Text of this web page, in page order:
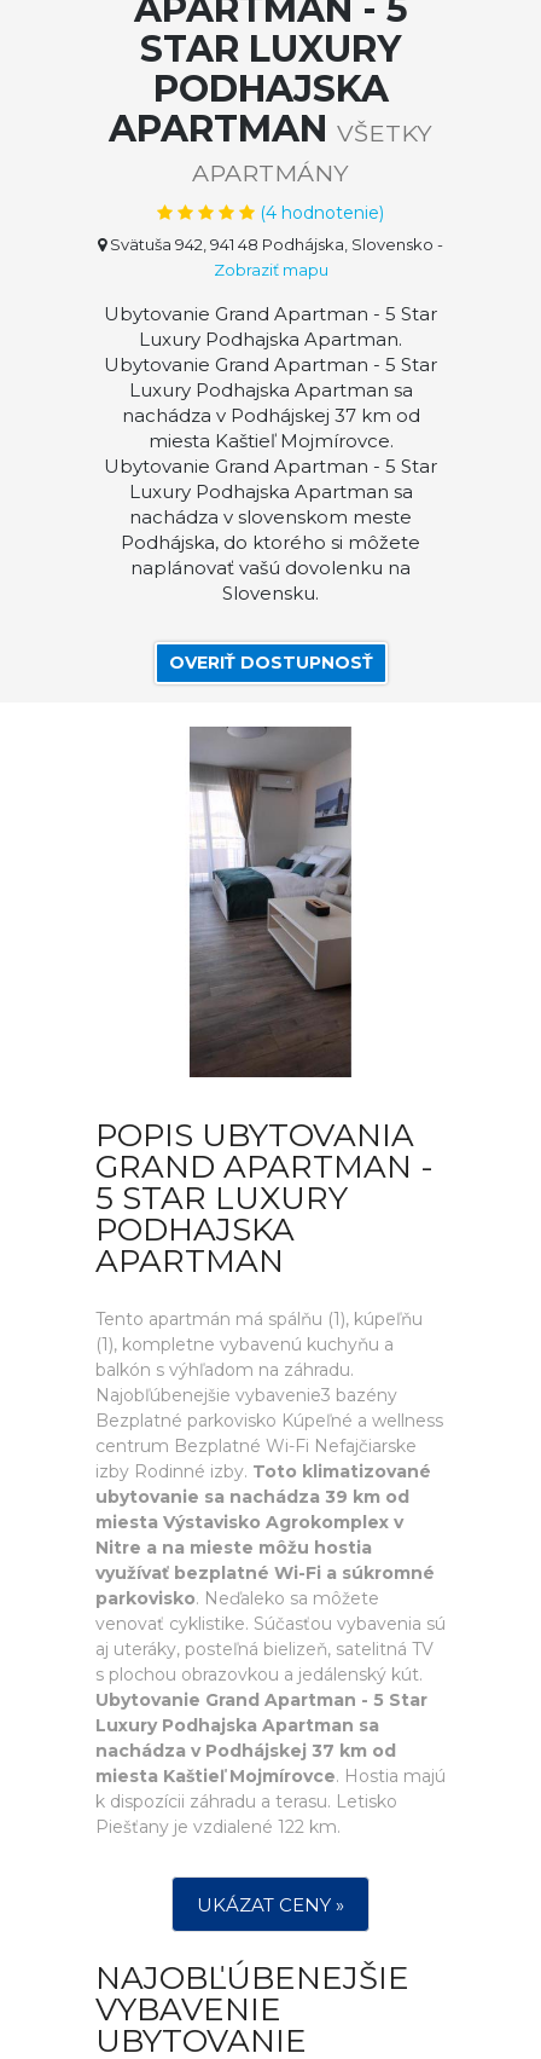
APARTMAN - 5
STAR LUXURY
PODHAJSKA
APARTMAN VŠETKY
APARTMÁNY
(4 hodnotenie)
Svätuša 942, 941 48 Podhájska, Slovensko -
Zobraziť mapu
Ubytovanie Grand Apartman - 5 Star
Luxury Podhajska Apartman.
Ubytovanie Grand Apartman - 5 Star
Luxury Podhajska Apartman sa
nachádza v Podhájskej 37 km od
miesta Kaštieľ Mojmírovce.
Ubytovanie Grand Apartman - 5 Star
Luxury Podhajska Apartman sa
nachádza v slovenskom meste
Podhájska, do ktorého si môžete
naplánovať vašú dovolenku na
Slovensku.
OVERIŤ DOSTUPNOSŤ
POPIS UBYTOVANIA
GRAND APARTMAN -
5 STAR LUXURY
PODHAJSKA
APARTMAN
Tento apartmán má spálňu (1), kúpeľňu
(1), kompletne vybavenú kuchyňu a
balkón s výhľadom na záhradu.
Najobľúbenejšie vybavenie3 bazény
Bezplatné parkovisko Kúpeľné a wellness
centrum Bezplatné Wi-Fi Nefajčiarske
izby Rodinné izby. Toto klimatizované
ubytovanie sa nachádza 39 km od
miesta Výstavisko Agrokomplex v
Nitre a na mieste môžu hostia
využívať bezplatné Wi-Fi a súkromné
parkovisko. Neďaleko sa môžete
venovať cyklistike. Súčasťou vybavenia sú
aj uteráky, posteľná bielizeň, satelitná TV
s plochou obrazovkou a jedálenský kút.
Ubytovanie Grand Apartman - 5 Star
Luxury Podhajska Apartman sa
nachádza v Podhájskej 37 km od
miesta Kaštieľ Mojmírovce. Hostia majú
k dispozícii záhradu a terasu. Letisko
Piešťany je vzdialené 122 km.
UKÁZAT CENY »
NAJOBĽÚBENEJŠIE
VYBAVENIE
UBYTOVANIE